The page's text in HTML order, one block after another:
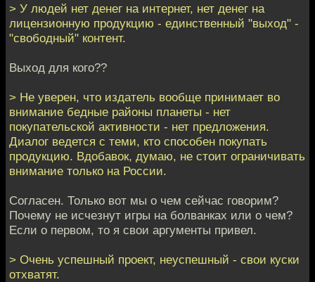
> У людей нет денег на интернет, нет денег на
лицензионную продукцию - единственный "выход" -
"свободный" контент.
Выход для кого??
> Не уверен, что издатель вообще принимает во
внимание бедные районы планеты - нет
покупательской активности - нет предложения.
Диалог ведется с теми, кто способен покупать
продукцию. Вдобавок, думаю, не стоит ограничивать
внимание только на России.
Согласен. Только вот мы о чем сейчас говорим?
Почему не исчезнут игры на болванках или о чем?
Если о первом, то я свои аргументы привел.
> Очень успешный проект, неуспешный - свои куски
отхватят.